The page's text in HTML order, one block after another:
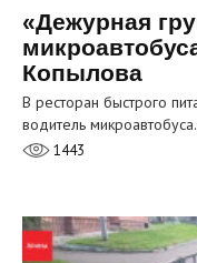
«Дежурная
Копылова
В ресторан быстрого
водитель
1443